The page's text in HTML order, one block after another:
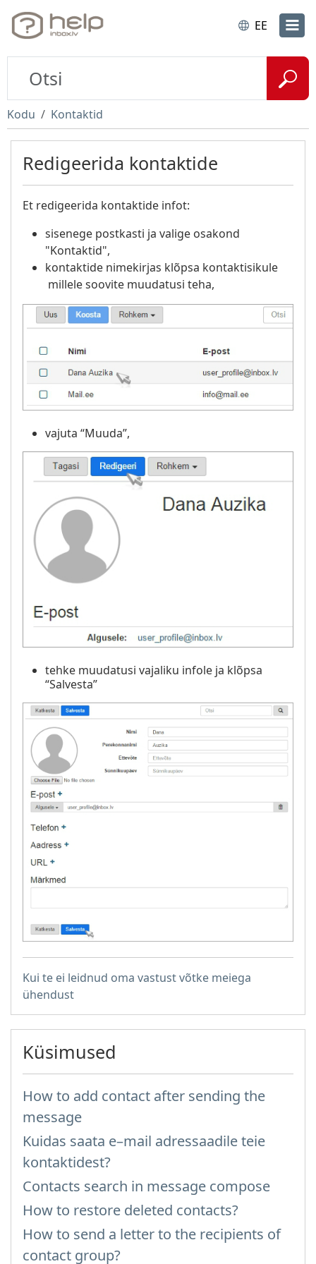
EE
Kodu Kontaktid
Redigeerida kontaktide
Et redigeerida kontaktide infot:
sisenege postkasti ja valige osakond
"Kontaktid",
kontaktide nimekirjas klõpsa kontaktisikule
millele soovite muudatusi teha,
vajuta “Muuda”,
tehke muudatusi vajaliku infole ja klõpsa
“Salvesta”
Kui te ei leidnud oma vastust võtke meiega
ühendust
Küsimused
How to add contact after sending the
message
Kuidas saata e–mail adressaadile teie
kontaktidest?
Contacts search in message compose
How to restore deleted contacts?
How to send a letter to the recipients of
contact group?